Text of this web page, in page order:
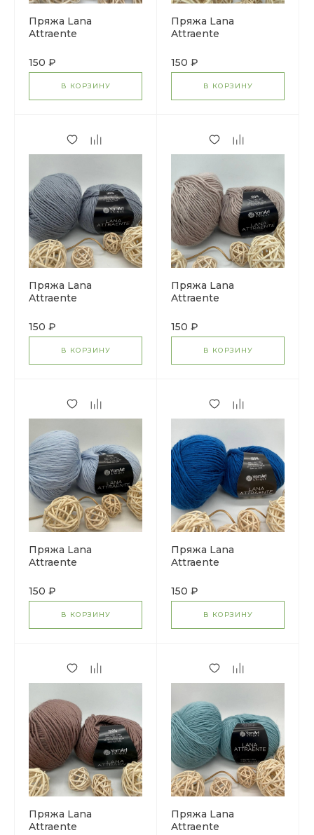
Пряжа Lana
Attraente
150 ₽
В КОРЗИНУ
Пряжа Lana
Attraente
150 ₽
В КОРЗИНУ
Пряжа Lana
Attraente
150 ₽
В КОРЗИНУ
Пряжа Lana
Attraente
150 ₽
В КОРЗИНУ
Пряжа Lana
Attraente
150 ₽
В КОРЗИНУ
Пряжа Lana
Attraente
150 ₽
В КОРЗИНУ
Пряжа Lana
Attraente
Пряжа Lana
Attraente